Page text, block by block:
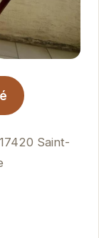
Saint-